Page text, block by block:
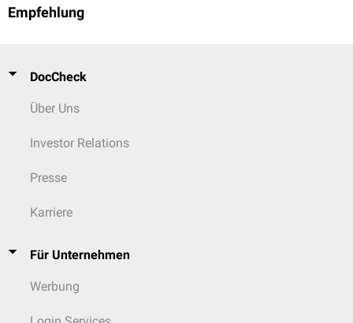
Empfehlung
DocCheck
Über Uns
Investor Relations
Presse
Karriere
Für Unternehmen
Werbung